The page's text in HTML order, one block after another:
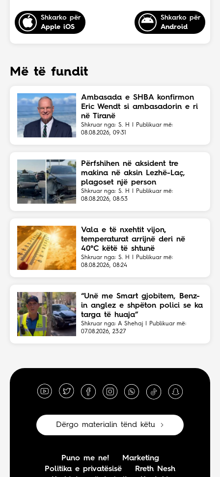
Shkarko për
Apple iOS
Shkarko për
Android
Më të fundit
Ambasada e SHBA konfirmon
Eric Wendt si ambasadorin e ri
në Tiranë
Shkruar nga: S. H | Publikuar më:
08.08.2026, 09:31
Përfshihen në aksident tre
makina në aksin Lezhë-Laç,
plagoset një person
Shkruar nga: S. H | Publikuar më:
08.08.2026, 08:53
Vala e të nxehtit vijon,
temperaturat arrijnë deri në
40°C këtë të shtunë
Shkruar nga: S. H | Publikuar më:
08.08.2026, 08:24
“Unë me Smart gjobitem, Benz-
in anglez e shpëton polici se ka
targa të huaja”
Shkruar nga: A Shehaj | Publikuar më:
07.08.2026, 23:27
Dërgo materialin tënd këtu
Puno me ne!
Marketing
Politika e privatësisë
Rreth Nesh